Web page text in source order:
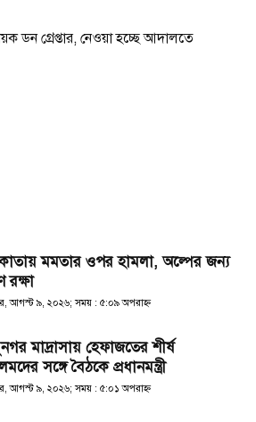
ডন গ্রেপ্তার, নেওয়া হচ্ছে আদালতে
মমতার ওপর হামলা, অল্পের জন্য
রক্ষা
আগস্ট ৯, ২০২৬; সময় : ৫:০৯ অপরাহ্ণ
মাদ্রাসায় হেফাজতের শীর্ষ
সঙ্গে বৈঠকে প্রধানমন্ত্রী
আগস্ট ৯, ২০২৬; সময় : ৫:০১ অপরাহ্ণ